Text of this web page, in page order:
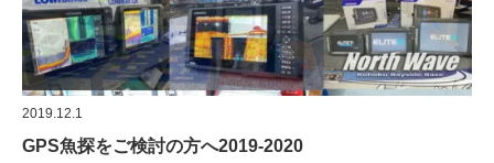
2019.12.1
GPS魚探をご検討の方へ2019-2020